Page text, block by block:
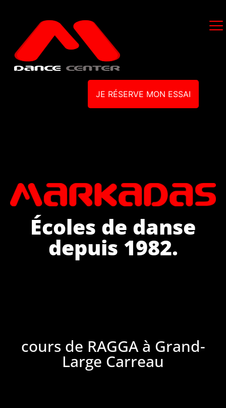
JE RÉSERVE MON ESSAI
Écoles de danse
depuis 1982.
cours de RAGGA à Grand-
Large Carreau